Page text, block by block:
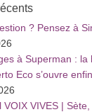
? Pensez à
à Superman : la
Eco s’ouvre
VOIX VIVES |